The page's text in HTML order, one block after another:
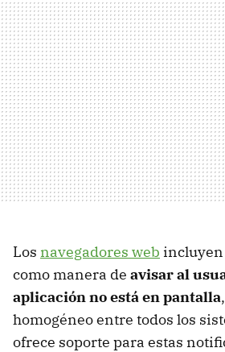
Los navegadores web
como manera de avisar al
aplicación no está en pantalla
homogéneo entre todos los
ofrece soporte para estas